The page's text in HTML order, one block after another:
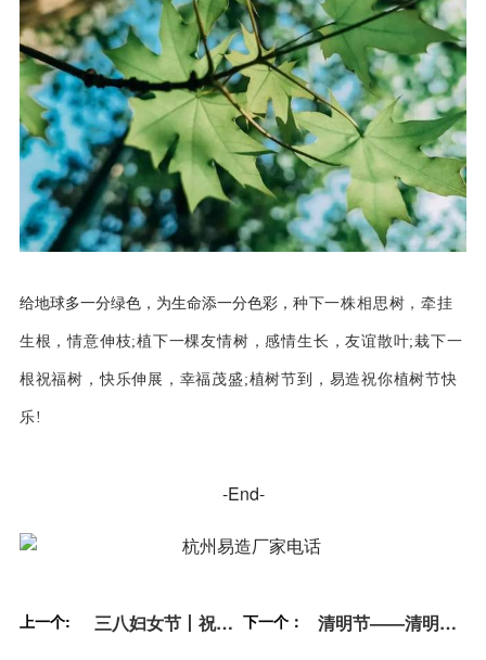
给地球多一分绿色，为生命添一分色彩， 种下一株相思树，牵挂
生根，情意伸枝;植下一棵友情树，感情生长，友谊散叶;栽下一
根祝福树，快乐伸展，幸福茂盛;植树节到， 易造祝你植树节快
乐!
-End-
上一个:
三八妇女节丨祝所 下一个：
清明节——清明时